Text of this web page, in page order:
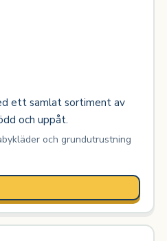
ett samlat sortiment av
och uppåt.
och grundutrustning